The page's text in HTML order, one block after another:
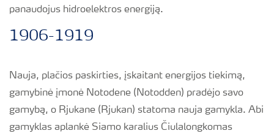
panaudojus hidroelektros energiją.
1906-1919
Nauja, plačios paskirties, įskaitant energijos tiekimą,
gamybinė įmonė Notodene (Notodden) pradėjo savo
gamybą, o Rjukane (Rjukan) statoma nauja gamykla. Abi
gamyklas aplankė Siamo karalius Čiulalongkomas